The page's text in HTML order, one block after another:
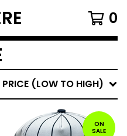
0
PRICE (LOW TO HIGH)
ON
SALE